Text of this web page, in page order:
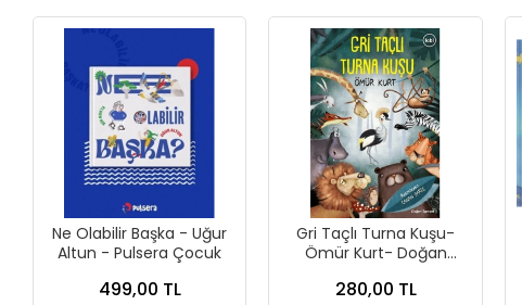
HİKAYE - ÇOCUK KİTAPLARI +
KUTULU SETLER +
İNGİLİZCE HİKAYE KİTAPLARI
ALMANCA HİKAYE KİTAPLARI
MANGA - ÇİZGİ ROMAN
FUTBOL - SPORCU KİTAPLARI
Ne Olabilir Başka - Uğur
Altun - Pulsera Çocuk
499,00 TL
Gri Taçlı Turna Kuşu-
Ömür Kurt- Doğan
280,00 TL